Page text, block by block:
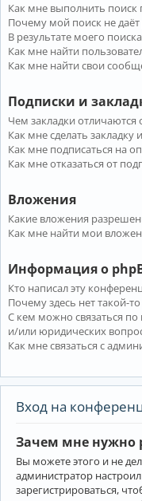
Как мне выполнить
Почему мой поиск не даёт
В результате моего
Как мне найти
Как мне найти свои
Подписки и
Чем закладки отличаются
Как мне сделать
Как мне подписаться на
Как мне отказаться от
Вложения
Какие вложения
Как мне найти мои
Информация о
Кто написал эту
Почему здесь нет такой-
С кем можно связаться по
и/или юридических
Как мне связаться с
Вход на
Зачем мне нужно
Вы можете этого и не
администратор
зарегистрироваться,